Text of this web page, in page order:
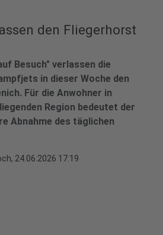
den Fliegerhorst
Besuch" verlassen die
in dieser Woche den
Für die Anwohner in
Region bedeutet der
Abnahme des täglichen
24.06.2026 17:19